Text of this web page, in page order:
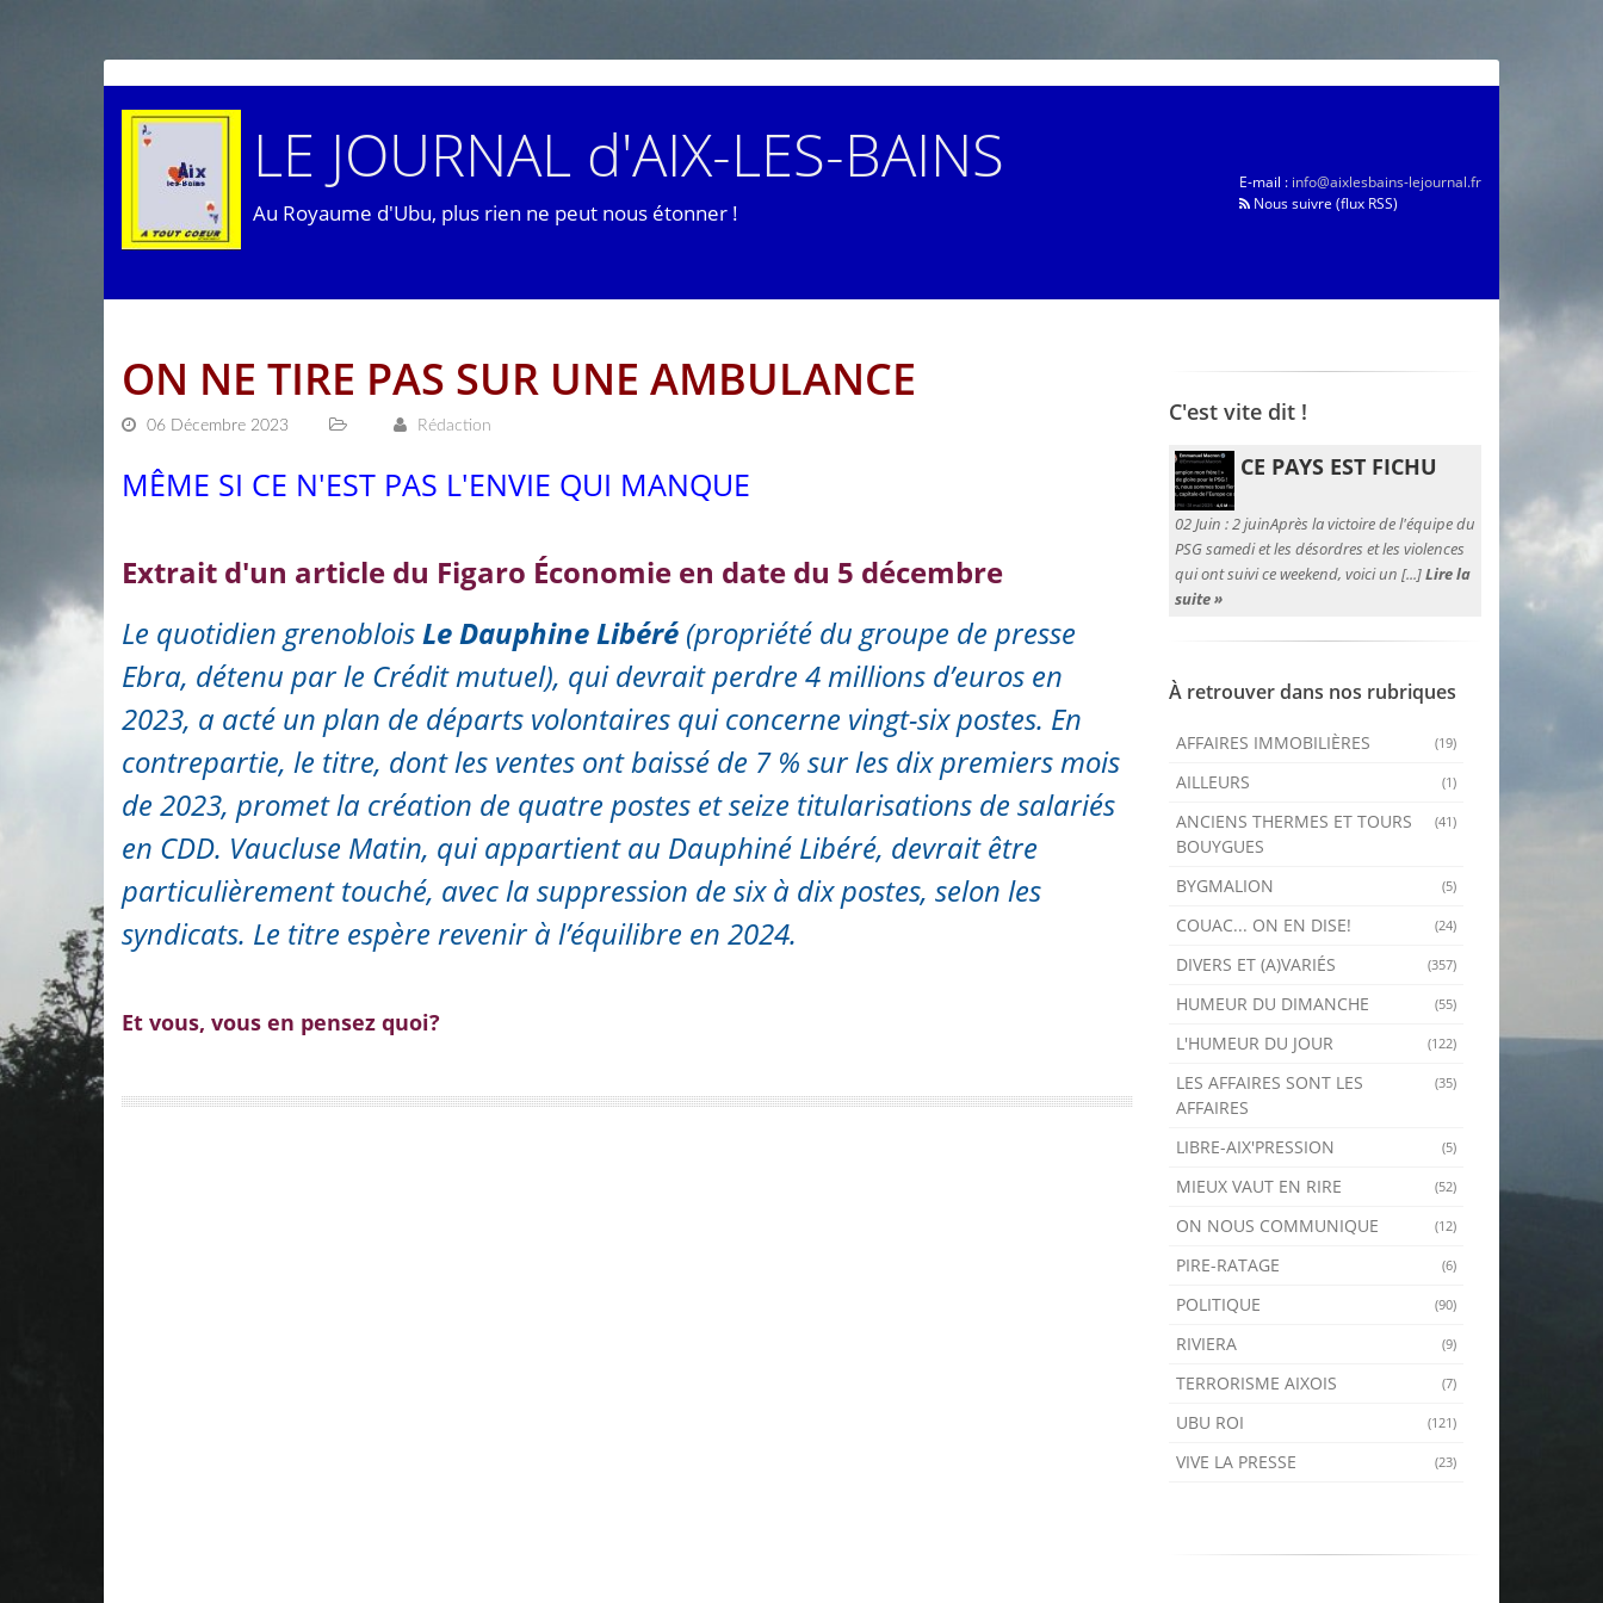
LE JOURNAL d'AIX-LES-BAINS
Au Royaume d'Ubu, plus rien ne peut nous étonner !
E-mail : info@aixlesbains-lejournal.fr
Nous suivre (flux RSS)
ON NE TIRE PAS SUR UNE AMBULANCE
06 Décembre 2023 Rédaction
MÊME SI CE N'EST PAS L'ENVIE QUI MANQUE
Extrait d'un article du Figaro Économie en date du 5 décembre
Le quotidien grenobloisLe Dauphine Libéré (propriété du groupe de presse
Ebra, détenu par le Crédit mutuel), qui devrait perdre 4 millions d’euros en
2023, a acté un plan de départs volontaires qui concerne vingt-six postes. En
contrepartie, le titre, dont les ventes ont baissé de 7 % sur les dix premiers mois
de 2023, promet la création de quatre postes et seize titularisations de salariés
en CDD. Vaucluse Matin, qui appartient au Dauphiné Libéré, devrait être
particulièrement touché, avec la suppression de six à dix postes, selon les
syndicats. Le titre espère revenir à l’équilibre en 2024.
Et vous, vous en pensez quoi?
C'est vite dit !
CE PAYS EST FICHU
02 Juin :2 juinAprès la victoire de l'équipe du
PSG samedi et les désordres et les violences
qui ont suivi ce weekend, voici un [...]Lire la
suite »
À retrouver dans nos rubriques
(19)
AFFAIRES IMMOBILIÈRES
(1)
AILLEURS
(41)
ANCIENS THERMES ET TOURS
BOUYGUES
(5)
BYGMALION
(24)
COUAC... ON EN DISE!
(357)
DIVERS ET (A)VARIÉS
(55)
HUMEUR DU DIMANCHE
(122)
L'HUMEUR DU JOUR
(35)
LES AFFAIRES SONT LES
AFFAIRES
(5)
LIBRE-AIX'PRESSION
(52)
MIEUX VAUT EN RIRE
(12)
ON NOUS COMMUNIQUE
(6)
PIRE-RATAGE
(90)
POLITIQUE
(9)
RIVIERA
(7)
TERRORISME AIXOIS
(121)
UBU ROI
(23)
VIVE LA PRESSE